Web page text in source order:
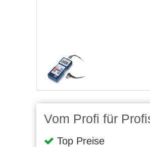
Vom Profi für
Top Preise